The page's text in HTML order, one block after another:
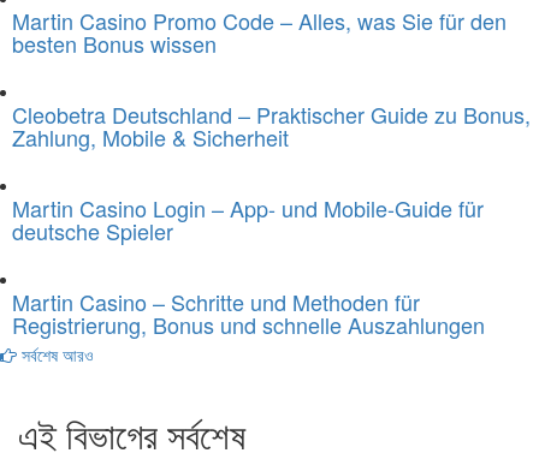
Martin Casino Promo Code – Alles, was Sie für den
besten Bonus wissen
Cleobetra Deutschland – Praktischer Guide zu Bonus,
Zahlung, Mobile & Sicherheit
Martin Casino Login – App- und Mobile-Guide für
deutsche Spieler
Martin Casino – Schritte und Methoden für
Registrierung, Bonus und schnelle Auszahlungen
সর্বশেষ আরও
এই বিভাগের সর্বশেষ